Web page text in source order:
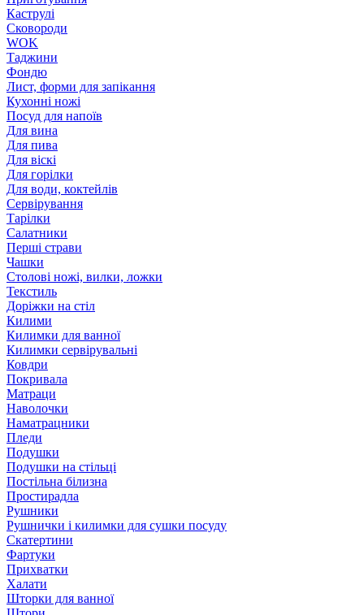
Каструлі
Сковороди
WOK
Таджини
Фондю
Лист, форми для запікання
Кухонні ножі
Посуд для напоїв
Для вина
Для пива
Для віскі
Для горілки
Для води, коктейлів
Сервірування
Тарілки
Салатники
Перші страви
Чашки
Столові ножі, вилки, ложки
Текстиль
Доріжки на стіл
Килими
Килимки для ванної
Килимки сервірувальні
Ковдри
Покривала
Матраци
Наволочки
Наматрацники
Пледи
Подушки
Подушки на стільці
Постільна білизна
Простирадла
Рушники
Рушнички і килимки для сушки посуду
Скатертини
Фартуки
Прихватки
Халати
Шторки для ванної